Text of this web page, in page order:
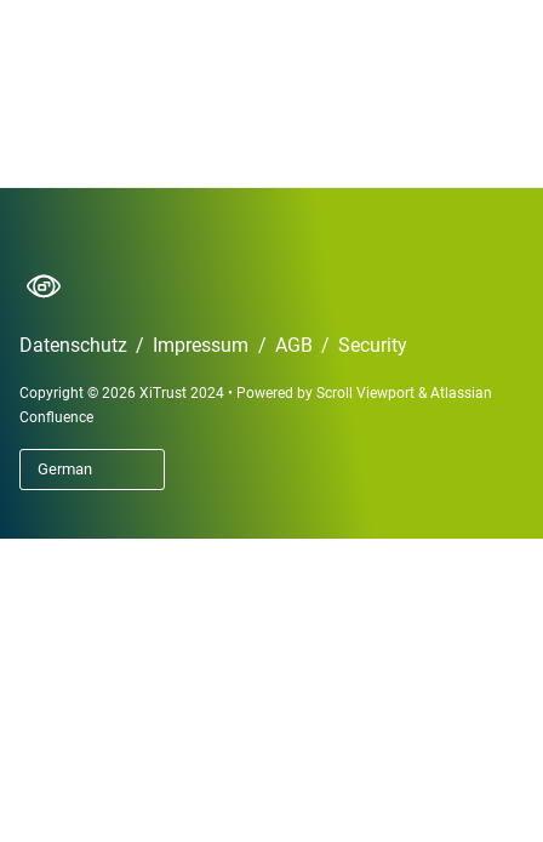
Datenschutz / Impressum / AGB / Security
Copyright © 2026 XiTrust 2024 • Powered by Scroll Viewport &Atlassian
Confluence
German